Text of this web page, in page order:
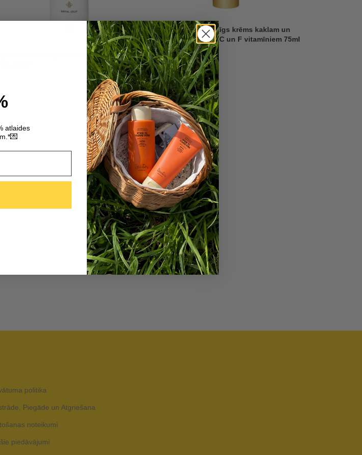
losjons “Dunte” ar AHA un
Nostiprinošs bagātīgs krēms kaklam un
dekoltē “Dunte” ar C un F vitamīniem 75ml
18,98€
politika
Piegāde un Atgriešana
noteikumi
piedāvājumi
atlaides
💌